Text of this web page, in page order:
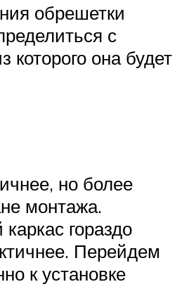
обрешетки
с
которого она будет
но более
монтажа.
гораздо
Перейдем
к установке